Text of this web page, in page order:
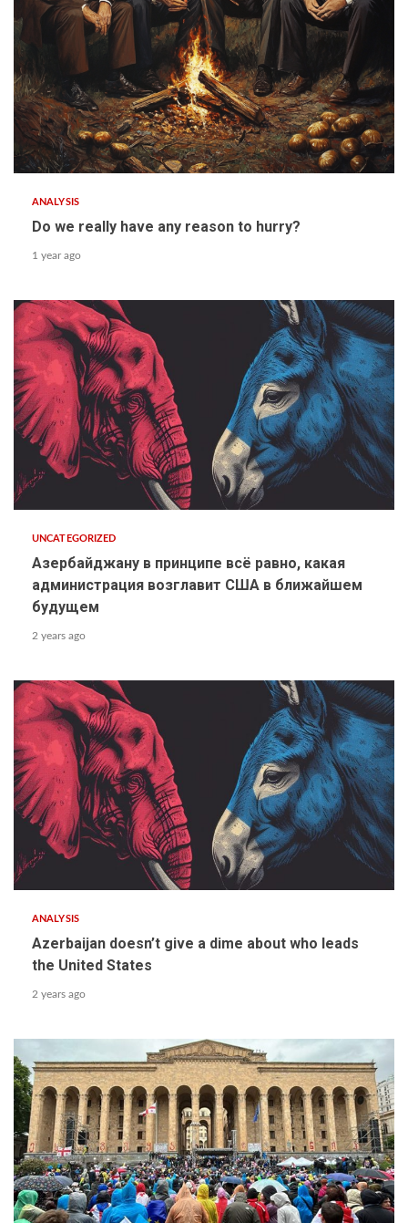
ANALYSIS
Do we really have any reason to hurry?
1 year ago
UNCATEGORIZED
Азербайджану в принципе всё равно, какая
администрация возглавит США в ближайшем
будущем
2 years ago
ANALYSIS
Azerbaijan doesn’t give a dime about who leads
the United States
2 years ago